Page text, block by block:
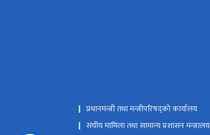
प्रधानमन्त्री तथा मन्त्रीपरिषद्को कार्यालय
संघीय मामिला तथा सामान्य प्रशासन मन्त्रालय